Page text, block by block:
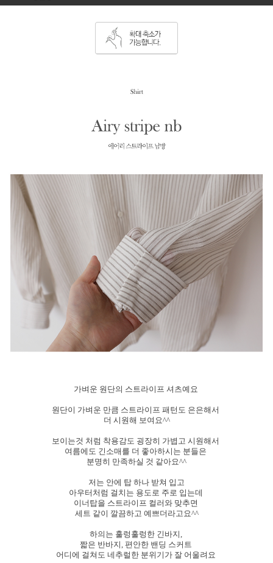
가벼운 원단의 스트라이프 셔츠예요
원단이 가벼운 만큼 스트라이프 패턴도 은은해서
더 시원해 보여요^^
보이는것 처럼 착용감도 굉장히 가볍고 시원해서
여름에도 긴소매를 더 좋아하시는 분들은
분명히 만족하실 것 같아요^^
저는 안에 탑 하나 받쳐 입고
아우터처럼 걸치는 용도로 주로 입는데
이너탑을 스트라이프 컬러와 맞추면
세트 같이 깔끔하고 예쁘더라고요^^
하의는 훌렁훌렁한 긴바지,
짧은 반바지, 편안한 밴딩 스커트
어디에 걸쳐도 네추럴한 분위기가 잘 어울려요